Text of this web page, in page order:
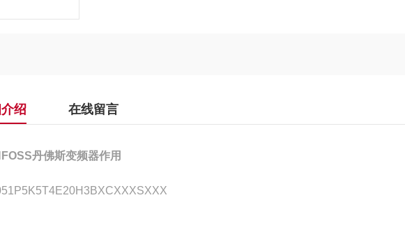
绍 在线留言
丹佛斯变频器作用